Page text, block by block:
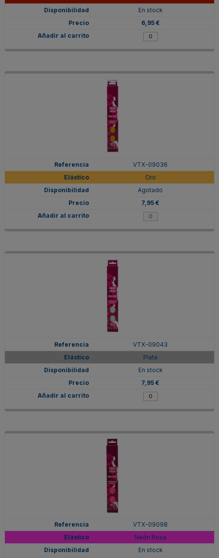
En stock
6,95 €
VTX-09036
Oro
Agotado
7,95 €
VTX-09043
Plata
En stock
7,95 €
VTX-09098
Neón Rosa
En stock